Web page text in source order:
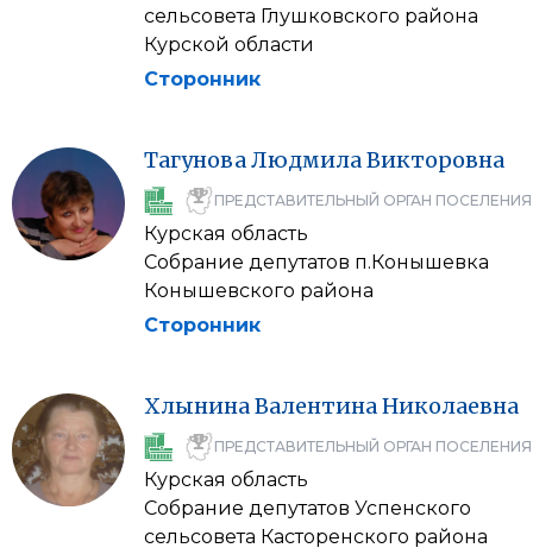
сельсовета Глушковского района
Курской области
Сторонник
ТагуноваЛюдмилаВикторовна
ПРЕДСТАВИТЕЛЬНЫЙ ОРГАН ПОСЕЛЕНИЯ
Курская область
Собрание депутатов п.Конышевка
Конышевского района
Сторонник
ХлынинаВалентинаНиколаевна
ПРЕДСТАВИТЕЛЬНЫЙ ОРГАН ПОСЕЛЕНИЯ
Курская область
Собрание депутатов Успенского
сельсовета Касторенского района